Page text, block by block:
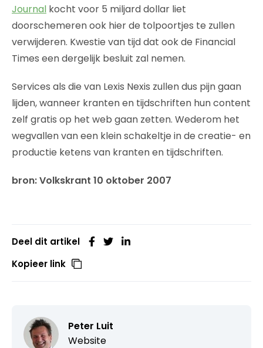
Journal kocht voor 5 miljard dollar liet
doorschemeren ook hier de tolpoortjes te zullen
verwijderen. Kwestie van tijd dat ook de Financial
Times een dergelijk besluit zal nemen.
Services als die van Lexis Nexis zullen dus pijn gaan
lijden, wanneer kranten en tijdschriften hun content
zelf gratis op het web gaan zetten. Wederom het
wegvallen van een klein schakeltje in de creatie- en
productie ketens van kranten en tijdschriften.
bron: Volkskrant 10 oktober 2007
Deel dit artikel
Kopieer link
Peter Luit
Website